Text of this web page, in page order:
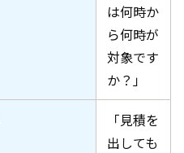
は何時か
ら何時が
対象です
か？」
「見積を
出しても